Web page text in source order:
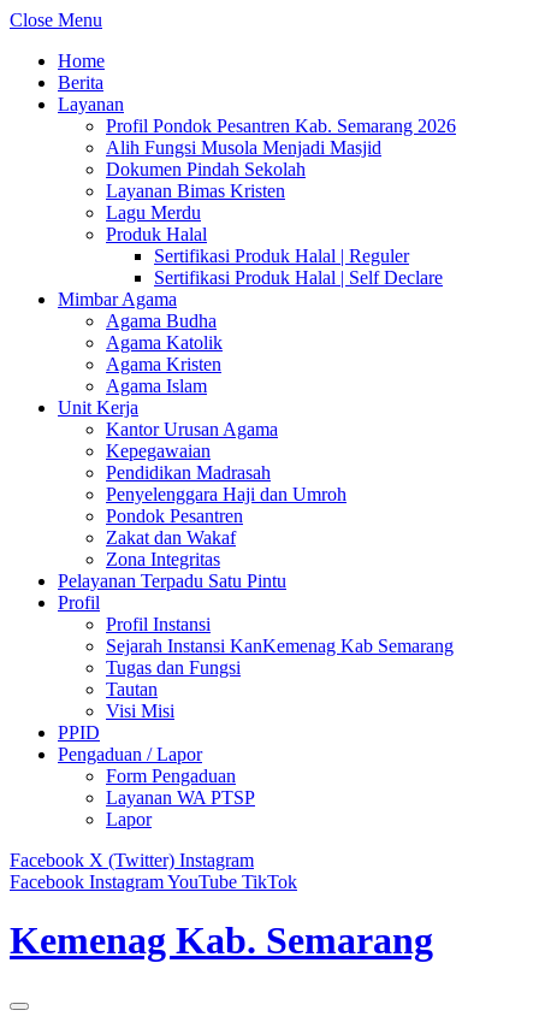
Close Menu
Home
Berita
Layanan
Profil Pondok Pesantren Kab. Semarang 2026
Alih Fungsi Musola Menjadi Masjid
Dokumen Pindah Sekolah
Layanan Bimas Kristen
Lagu Merdu
Produk Halal
Sertifikasi Produk Halal | Reguler
Sertifikasi Produk Halal | Self Declare
Mimbar Agama
Agama Budha
Agama Katolik
Agama Kristen
Agama Islam
Unit Kerja
Kantor Urusan Agama
Kepegawaian
Pendidikan Madrasah
Penyelenggara Haji dan Umroh
Pondok Pesantren
Zakat dan Wakaf
Zona Integritas
Pelayanan Terpadu Satu Pintu
Profil
Profil Instansi
Sejarah Instansi KanKemenag Kab Semarang
Tugas dan Fungsi
Tautan
Visi Misi
PPID
Pengaduan / Lapor
Form Pengaduan
Layanan WA PTSP
Lapor
Facebook X (Twitter) Instagram
Facebook InstagramYouTube TikTok
Kemenag Kab. Semarang